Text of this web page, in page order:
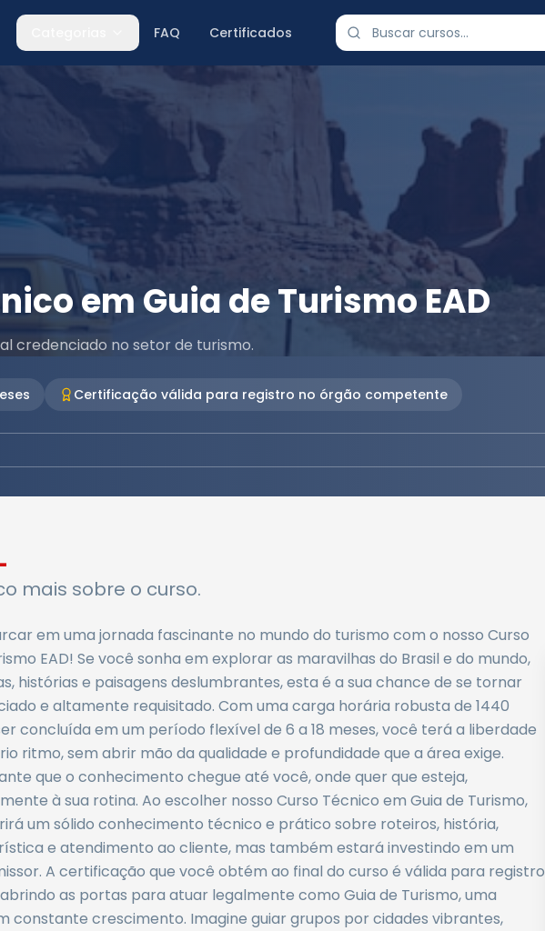
FAQ Certificados
em Guia de Turismo EAD
credenciado no setor de turismo.
Certificação válida para registro no órgão competente
mais sobre o curso.
em uma jornada fascinante no mundo do turismo com o nosso Curso
EAD! Se você sonha em explorar as maravilhas do Brasil e do mundo,
histórias e paisagens deslumbrantes, esta é a sua chance de se tornar
e altamente requisitado. Com uma carga horária robusta de 1440
concluída em um período flexível de 6 a 18 meses, você terá a liberdade
ritmo, sem abrir mão da qualidade e profundidade que a área exige.
que o conhecimento chegue até você, onde quer que esteja,
à sua rotina. Ao escolher nosso Curso Técnico em Guia de Turismo,
um sólido conhecimento técnico e prático sobre roteiros, história,
e atendimento ao cliente, mas também estará investindo em um
A certificação que você obtém ao final do curso é válida para registro
as portas para atuar legalmente como Guia de Turismo, uma
constante crescimento. Imagine guiar grupos por cidades vibrantes,